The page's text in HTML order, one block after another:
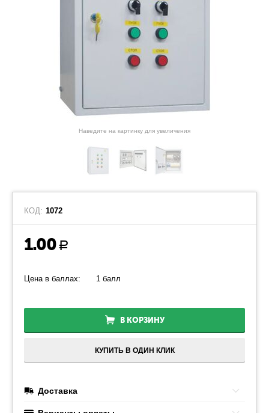
Наведите на картинку для увеличения
КОД: 1072
1.00 Р
Цена в баллах: 1 балл
В КОРЗИНУ
КУПИТЬ В ОДИН КЛИК
Доставка